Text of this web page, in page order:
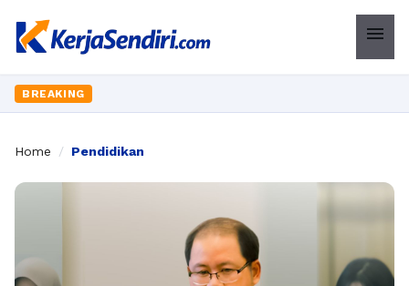
menu
BREAKING
Home / Pendidikan